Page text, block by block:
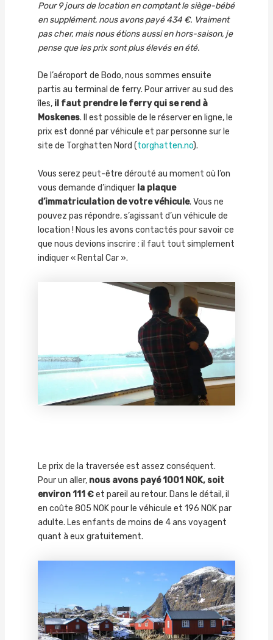
Pour 9 jours de location en comptant le siège-bébé
en supplément, nous avons payé 434 €. Vraiment
pas cher, mais nous étions aussi en hors-saison, je
pense que les prix sont plus élevés en été.
De l’aéroport de Bodo, nous sommes ensuite
partis au terminal de ferry. Pour arriver au sud des
îles, il faut prendre le ferry qui se rend à
Moskenes. Il est possible de le réserver en ligne, le
prix est donné par véhicule et par personne sur le
site de Torghatten Nord (torghatten.no).
Vous serez peut-être dérouté au moment où l’on
vous demande d’indiquer la plaque
d’immatriculation de votre véhicule. Vous ne
pouvez pas répondre, s’agissant d’un véhicule de
location ! Nous les avons contactés pour savoir ce
que nous devions inscrire : il faut tout simplement
indiquer « Rental Car ».
Le prix de la traversée est assez conséquent.
Pour un aller, nous avons payé 1001 NOK, soit
environ 111 €et pareil au retour. Dans le détail, il
en coûte 805 NOK pour le véhicule et 196 NOK par
adulte. Les enfants de moins de 4 ans voyagent
quant à eux gratuitement.